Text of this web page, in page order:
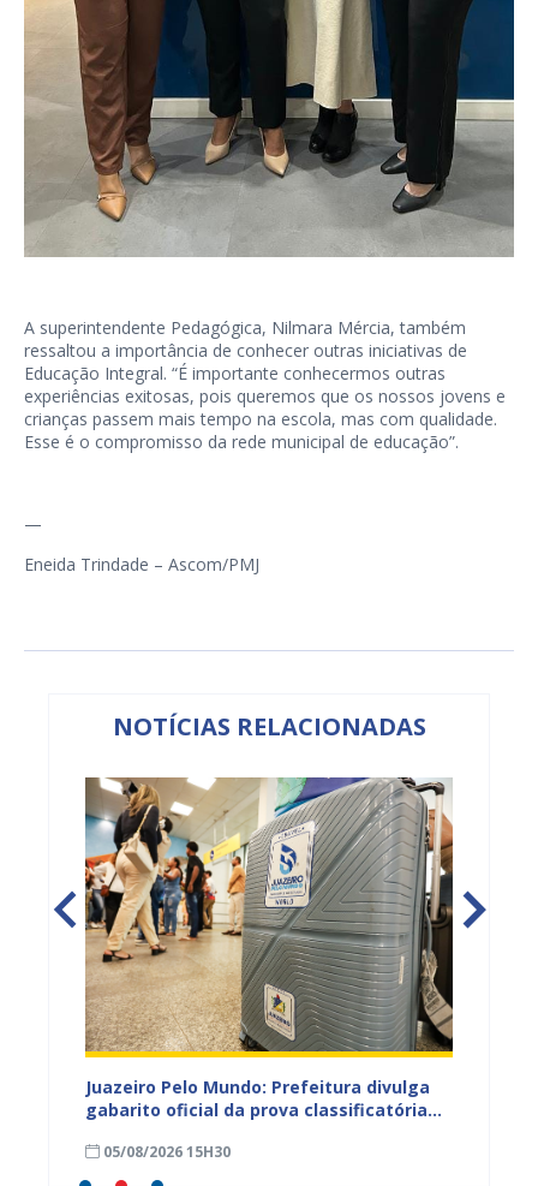
A superintendente Pedagógica, Nilmara Mércia, também
ressaltou a importância de conhecer outras iniciativas de
Educação Integral. “É importante conhecermos outras
experiências exitosas, pois queremos que os nossos jovens e
crianças passem mais tempo na escola, mas com qualidade.
Esse é o compromisso da rede municipal de educação”.
—
Eneida Trindade – Ascom/PMJ
NOTÍCIAS RELACIONADAS
Juazeiro Pelo Mundo: Prefeitura divulga
gabarito oficial da prova classificatória
05/08/2026 15H30